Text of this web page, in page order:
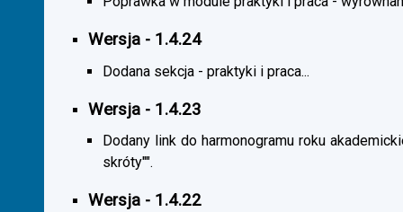
Wersja - 1.4.24
Dodana sekcja - praktyki i praca...
Wersja - 1.4.23
Dodany link do harmonogramu roku
skróty"".
Wersja - 1.4.22